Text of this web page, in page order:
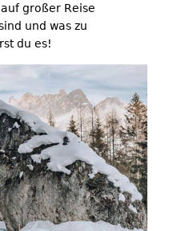
großer Reise
und was zu
du es!